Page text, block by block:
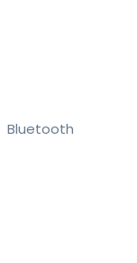
Bluetooth